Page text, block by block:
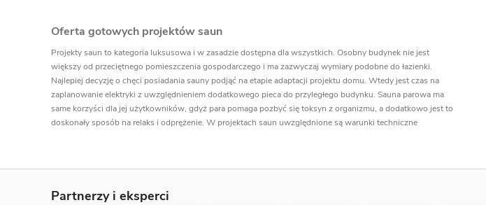
Oferta gotowych projektów saun
Projekty saun to kategoria luksusowa i w zasadzie dostępna dla wszystkich. Osobny budynek nie jest
większy od przeciętnego pomieszczenia gospodarczego i ma zazwyczaj wymiary podobne do łazienki.
Najlepiej decyzję o chęci posiadania sauny podjąć na etapie adaptacji projektu domu. Wtedy jest czas na
zaplanowanie elektryki z uwzględnieniem dodatkowego pieca do przyległego budynku. Sauna parowa ma
same korzyści dla jej użytkowników, gdyż para pomaga pozbyć się toksyn z organizmu, a dodatkowo jest to
doskonały sposób na relaks i odprężenie. W projektach saun uwzględnione są warunki techniczne
Partnerzy i eksperci